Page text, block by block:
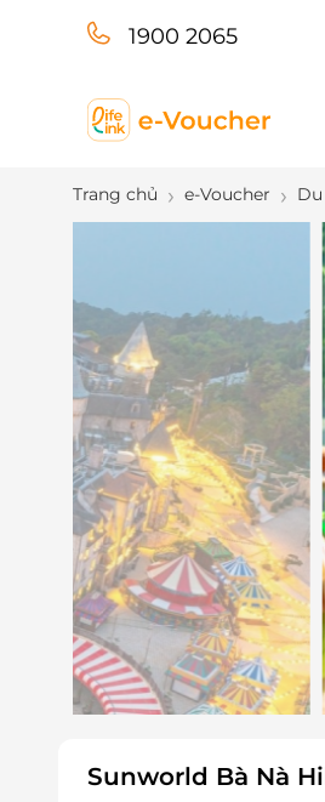
1900 2065
Trang chủ e-Voucher
Sunworld Bà Nà